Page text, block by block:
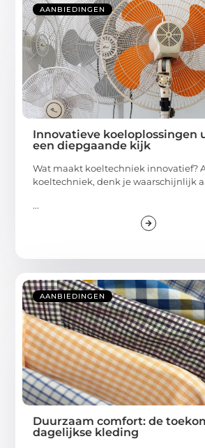
AANBIEDINGEN
Innovatieve koeloplossingen
een diepgaande kijk
Wat maakt koeltechniek innovatief?
koeltechniek, denk je waarschijnlijk
...
AANBIEDINGEN
Duurzaam comfort: de
dagelijkse kleding